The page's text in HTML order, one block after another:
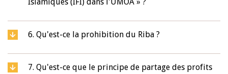
6. Qu'est-ce la prohibition du Riba ?
7. Qu'est-ce que le principe de partage des profits